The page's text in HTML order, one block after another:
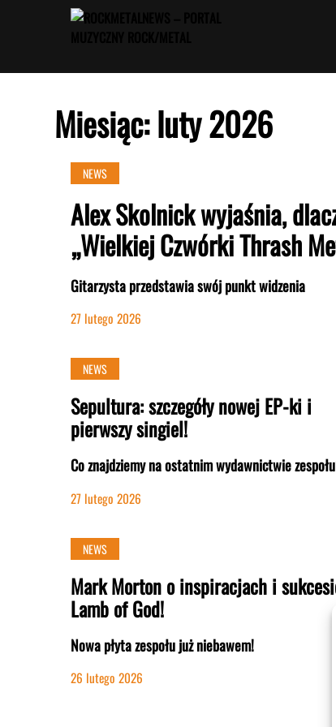
Miesiąc:luty 2026
NEWS
Alex Skolnick wyjaśnia,
„Wielkiej Czwórki Thrash
Gitarzysta przedstawia swój punkt widzenia
27 lutego 2026
NEWS
Sepultura: szczegóły nowej EP-ki i
pierwszy singiel!
Co znajdziemy na ostatnim wydawnictwie
27 lutego 2026
NEWS
Mark Morton o inspiracjach i
Lamb of God!
Nowa płyta zespołu już niebawem!
26 lutego 2026